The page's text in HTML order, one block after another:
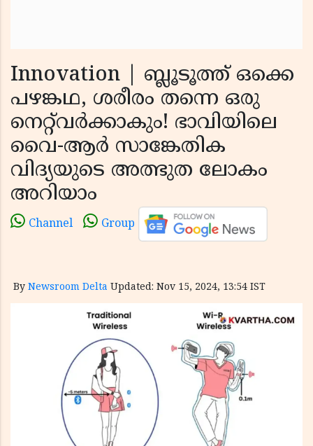
Innovation | ബ്ലൂടൂത്ത് ഒക്കെ
പഴങ്കഥ, ശരീരം തന്നെ ഒരു
നെറ്റ്‌വർക്കാകും! ഭാവിയിലെ
വൈ-ആർ സാങ്കേതിക
വിദ്യയുടെ അത്ഭുത ലോകം
അറിയാം
Channel Group
By Newsroom Delta Updated: Nov 15, 2024, 13:54 IST